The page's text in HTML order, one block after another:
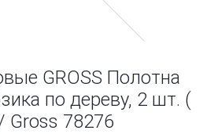
GROSS Полотна
по дереву, 2 шт. (
Gross 78276